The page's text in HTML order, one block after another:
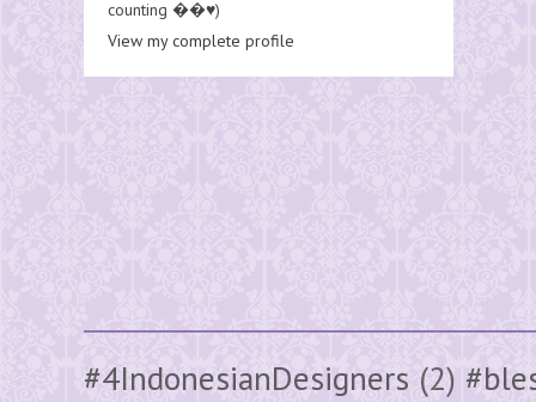
counting ��♥️)
View my complete profile
#4IndonesianDesigners (2)